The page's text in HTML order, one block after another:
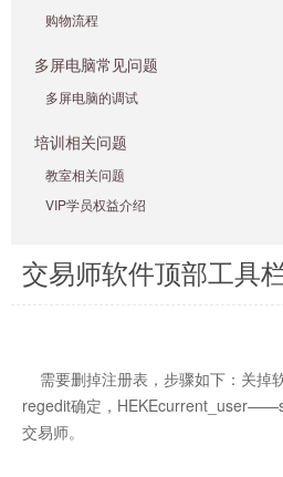
购物流程
多屏电脑常见问题
多屏电脑的调试
培训相关问题
教室相关问题
VIP学员权益介绍
交易师软件顶部工具
需要删掉注册表，步骤如下：
regedit确定，
交易师。